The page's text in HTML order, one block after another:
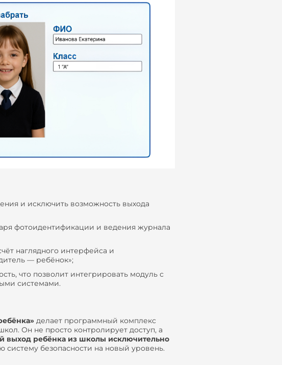
и исключить возможность выхода
фотоидентификации и ведения журнала
наглядного интерфейса и
— ребёнок»;
что позволит интегрировать модуль с
системами.
делает программный комплекс
Он не просто контролирует доступ, а
выход ребёнка из школы исключительно
систему безопасности на новый уровень.